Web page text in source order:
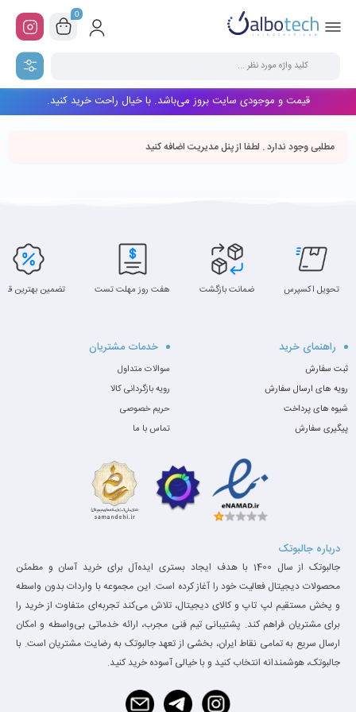
0
قیمت و موجودی سایت بروز می‌باشد. با خیال راحت خرید کنید.
مطلبی وجود ندارد . لطفا از پنل مدیریت اضافه کنید
تحویل اکسپرس ضمانت بازگشت هفت روز مهلت تست تضمین بهترین
راهنمای خرید
ثبت سفارش
رویه های ارسال سفارش
شیوه های پرداخت
پیگیری سفارش
خدمات مشتریان
سوالات متداول
رویه بازگردانی کالا
حریم خصوصی
تماس با ما
درباره جالبوتک
جالبوتک از سال 1400 با هدف ایجاد بستری ایده‌آل برای خرید آسان و مطمئن
محصولات دیجیتال فعالیت خود را آغاز کرده است. این مجموعه با واردات بدون واسطه
و پخش مستقیم لپ تاپ و کالای دیجیتال، تلاش می‌کند تجربه‌ای متفاوت از خرید را
برای مشتریان فراهم کند. پشتیبانی تیم فنی مجرب، ارائه خدماتی بی‌واسطه و امکان
ارسال سریع به تمامی نقاط ایران، بخشی از تعهد جالبوتک به رضایت مشتریان است. با
جالبوتک، هوشمندانه انتخاب کنید و با خیالی آسوده خرید کنید.